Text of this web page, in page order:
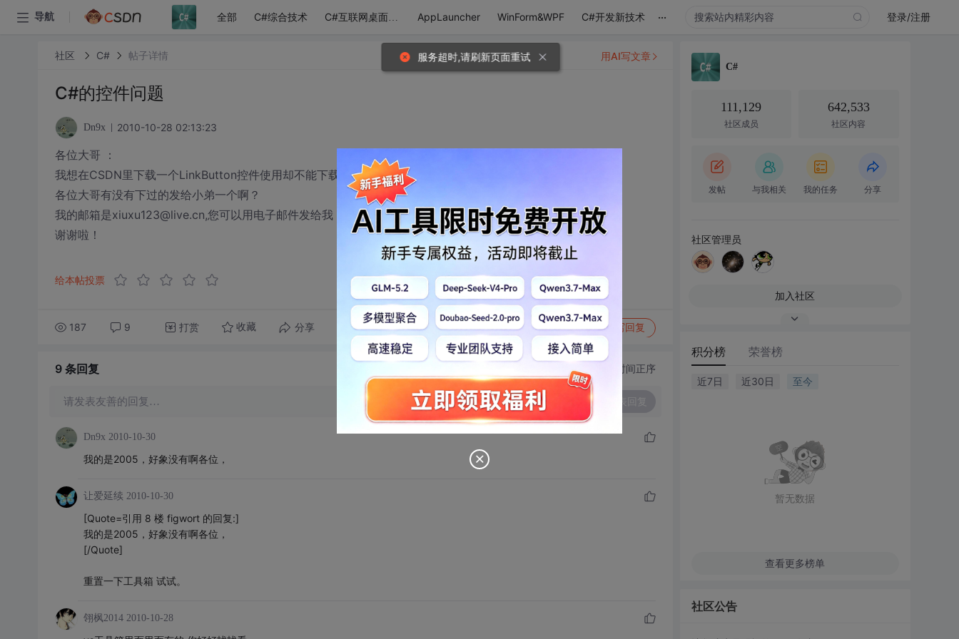
导航 全部 C#综合技术 C#互联网桌面应用 AppLauncher WinForm&WPF C#开发新技术 ... 登录/注册
社区 C# 帖子详情
C#的控件问题
Dn9x 2010-10-28 02:13:23
各位大哥 ：
我想在CSDN里下载一个LinkButton控件使用却不能下载请问是怎么回事啊？
各位大哥有没有下过的发给小弟一个啊？
我的邮箱是xiuxu123@live.cn,您可以用电子邮件发给我，
谢谢啦！
给本帖投票
187 9 打赏 收藏 分享 转发到动态 举报 写回复
用AI写文章
9 条回复 切换为时间正序
请发表友善的回复…
Dn9x 2010-10-30
我的是2005，好象没有啊各位，
让爱延续 2010-10-30
[Quote=引用 8 楼 figwort 的回复:]
我的是2005，好象没有啊各位，
[/Quote]
重置一下工具箱 试试。
翎枫2014 2010-10-28
C#
111,129
社区成员
642,533
社区内容
发帖 与我相关 我的任务 分享
社区管理员
加入社区
积分榜 荣誉榜
近7日 近30日 至今
暂无数据
查看更多榜单
社区公告
服务超时,请刷新页面重试